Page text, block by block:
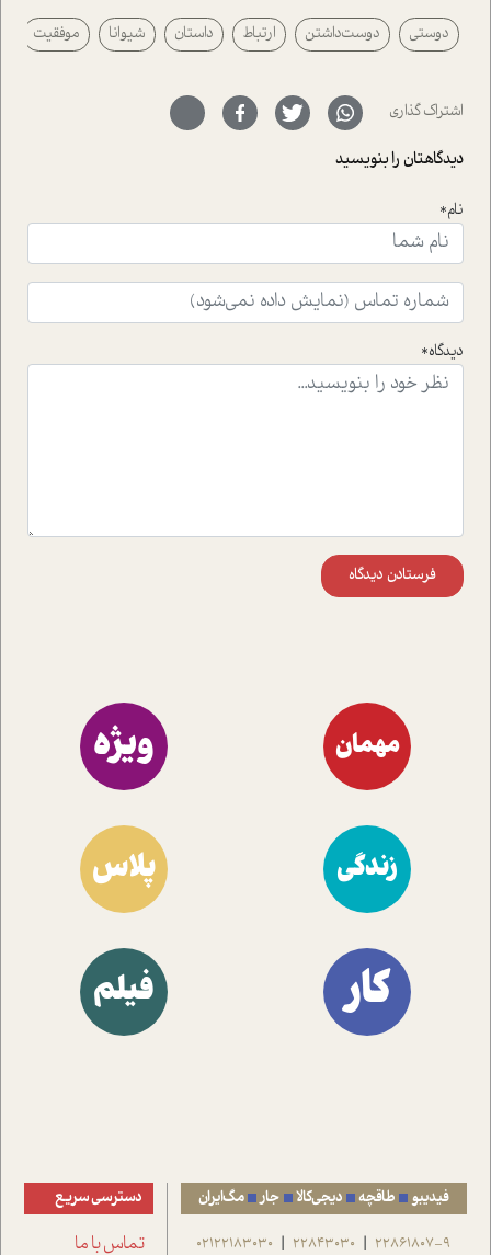
پیرامون آن آشنا می کند.در بخش دو فنجان داغ به سراغ افرادی
رفته ایم که موفقیت را در عمل به اثبات رسانده اند؛ سید
حمیدرضا محتشمی که بیست و پنجمین سال فعالیت حرفه
سر نهاده است و نیز کرامت عزیز زاده؛ سفیر صلح و دوستی که
با رکاب زدن در بیش از هفتاد کشور و کاشتن درخت، به نماد
حمایت از محیط زیست و منابع طبیعی تبدیل گشته
است.فصل روایت اجنبی ها در این شماره به دو موضوع
ای که به زندگی شگفت انگیز جین گودال و تاثیرات کاوش های
ایشان در حوزه ی شامپانزه ها بر زندگی امروزی ما نگاهی
افکنده است.فصل اتاق 333 شما را پای صحبت یک تجربه ی
واقعی در ارتباط با اختلال شخصیت اسکزوئید و مشکلات و نیز
راهکارهای حل آن قرار می دهد که در اتاق درمان اتفاق افتاده
موثرترین راهکارهای استفاده از هوش مصنوعی در حوزه های
دوستی دوست‌داشتن ارتباط داستان شیوانا موفقیت
اشتراک گذاری
دیدگاهتان را بنویسید
نام*
دیدگاه*
فرستادن دیدگاه
مهمان ویژه
زندگی پلاس
کار فیلم
فیدیبو طاقچه دیجی‌کالا جار مگ‌ایران
22861807-9
|
22843030
|
02122183030
دسترسی سریع
تماس با ما